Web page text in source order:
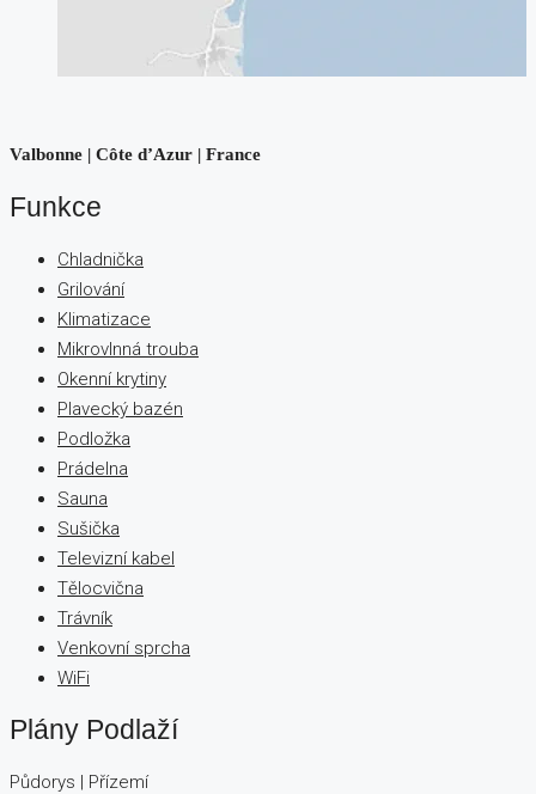
Valbonne | Côte d’Azur | France
Funkce
Chladnička
Grilování
Klimatizace
Mikrovlnná trouba
Okenní krytiny
Plavecký bazén
Podložka
Prádelna
Sauna
Sušička
Televizní kabel
Tělocvična
Trávník
Venkovní sprcha
WiFi
Plány Podlaží
Půdorys | Přízemí